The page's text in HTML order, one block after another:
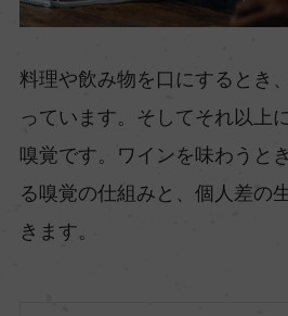
料理や飲み物を口にするとき
っています。そしてそれ以上
嗅覚です。ワインを味わうと
る嗅覚の仕組みと、個人差の
きます。